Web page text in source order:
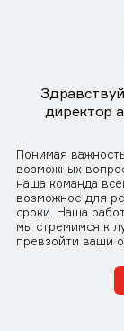
директор
Понимая
возможных
наша команда
возможное для
сроки. Наша
мы стремимся к
превзойти ваши